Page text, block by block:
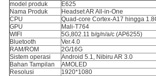
model produk
E625
Nama Produk
Headset AR All-in-One
CPU
Quad-core Cortex-A17 hingga
GPU
Mali-T764
WIFI
5G,802.11 b/g/n/a/c (AP6255)
Bluetooth
Ver.4.0
RAM/ROM
2G/16G
Sistem operasi
Android 5.1, Nibiru AR 3.0
Bahan Tampilan
AMOLED
Resolusi
1920*1080